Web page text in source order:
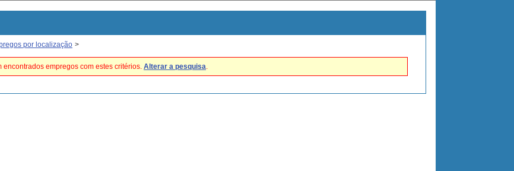
por localização >
encontrados empregos com estes critérios. Alterar a pesquisa.